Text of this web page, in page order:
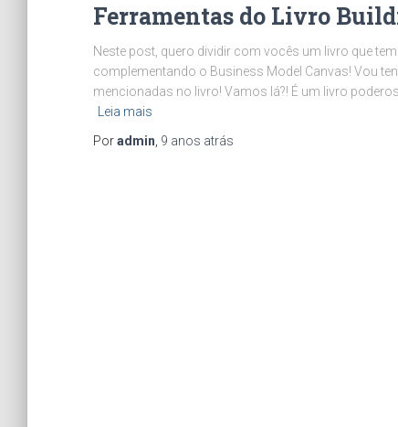
Ferramentas do Livro
Neste post, quero dividir com vocês um livro que
complementando o Business Model Canvas! Vou
mencionadas no livro! Vamos lá?! É um livro
Leia mais
Poradmin 9 anos atrás